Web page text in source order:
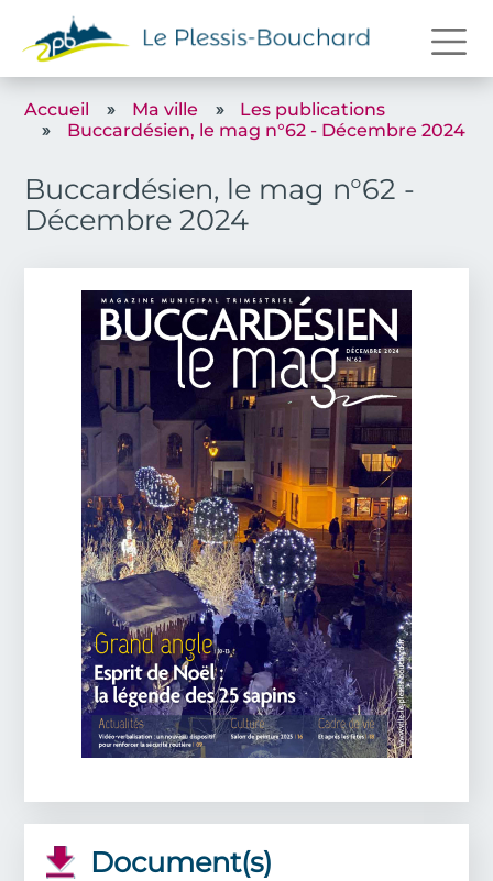
Accueil Ma ville
Les publications
Buccardésien, le mag n°62 - Décembre 2024
Buccardésien, le mag n°62 -
Décembre 2024
Couverture
Document(s)